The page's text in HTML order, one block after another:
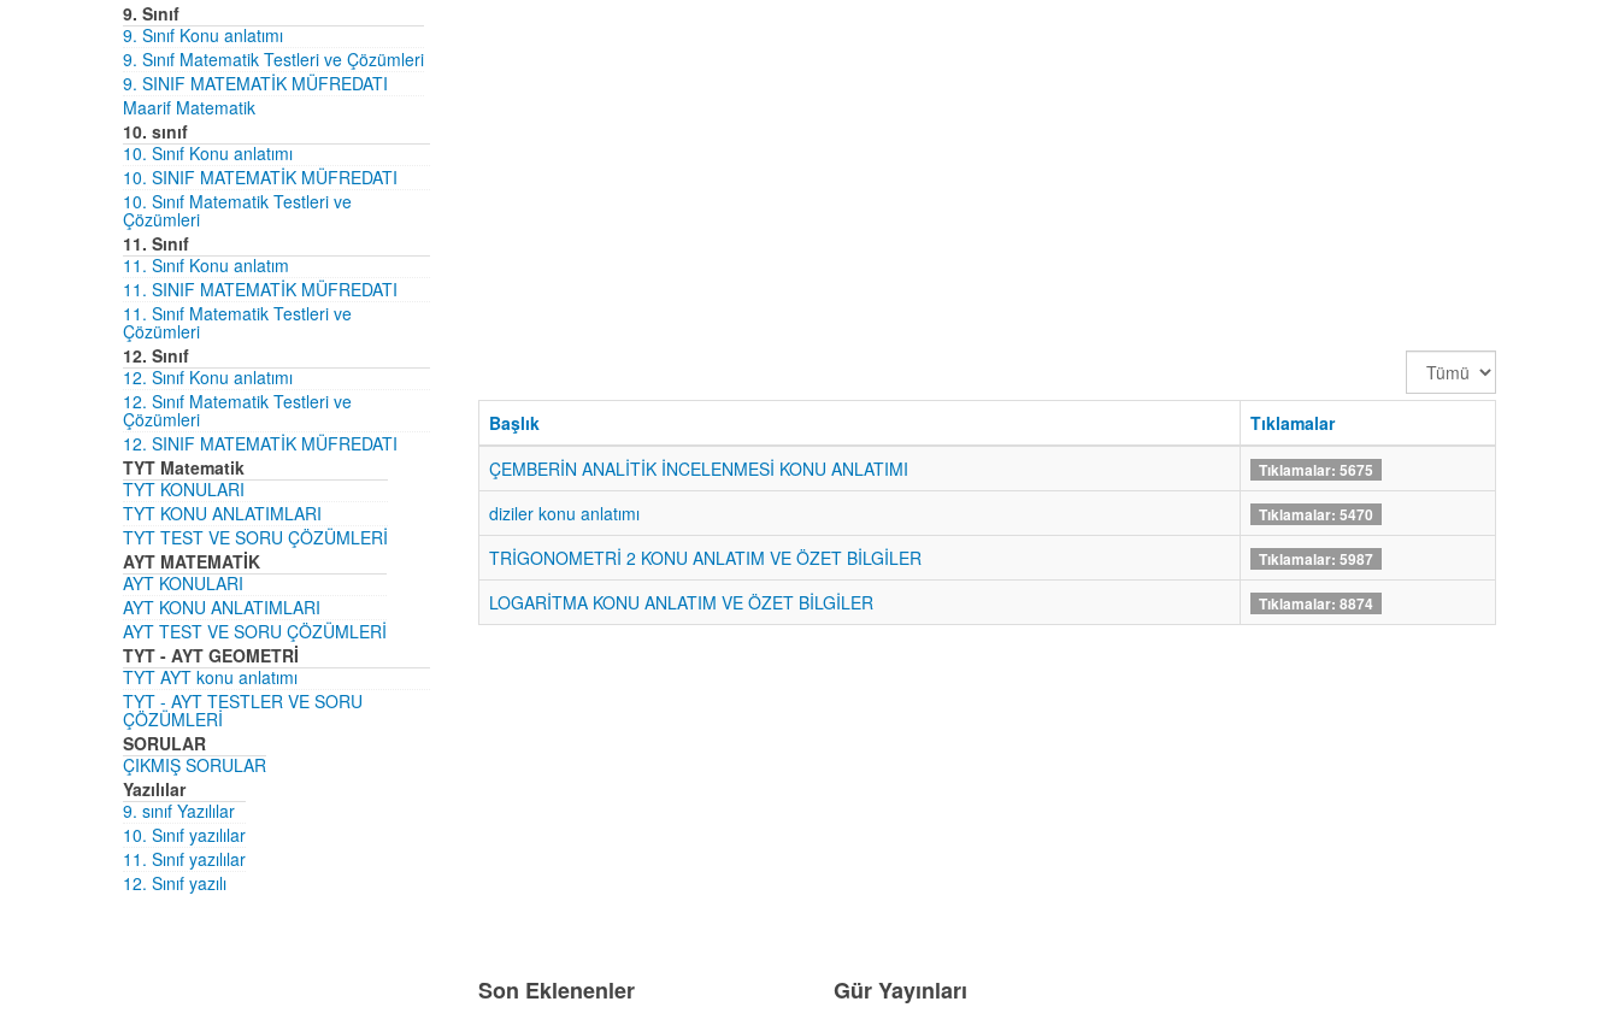
Görüntüleme
Sayısı
Başlık
Tıklamalar
ÇEMBERİN ANALİTİK İNCELENMESİ KONU ANLATIMI
Tıklamalar: 5675
diziler konu anlatımı Tıklamalar: 5470
TRİGONOMETRİ 2 KONU ANLATIM VE ÖZET BİLGİLER Tıklamalar: 5987
LOGARİTMA KONU ANLATIM VE ÖZET BİLGİLER Tıklamalar: 8874
9. Sınıf
9. Sınıf Konu anlatımı
9. Sınıf Matematik Testleri ve Çözümleri
9. SINIF MATEMATİK MÜFREDATI
Maarif Matematik
10. sınıf
10. Sınıf Konu anlatımı
10. SINIF MATEMATİK MÜFREDATI
10. Sınıf Matematik Testleri ve
Çözümleri
11. Sınıf
11. Sınıf Konu anlatım
11. SINIF MATEMATİK MÜFREDATI
11. Sınıf Matematik Testleri ve
Çözümleri
12. Sınıf
12. Sınıf Konu anlatımı
12. Sınıf Matematik Testleri ve
Çözümleri
12. SINIF MATEMATİK MÜFREDATI
TYT Matematik
TYT KONULARI
TYT KONU ANLATIMLARI
TYT TEST VE SORU ÇÖZÜMLERİ
AYT MATEMATİK
AYT KONULARI
AYT KONU ANLATIMLARI
AYT TEST VE SORU ÇÖZÜMLERİ
TYT - AYT GEOMETRİ
TYT AYT konu anlatımı
TYT - AYT TESTLER VE SORU
ÇÖZÜMLERİ
SORULAR
ÇIKMIŞ SORULAR
Yazılılar
9. sınıf Yazılılar
10. Sınıf yazılılar
11. Sınıf yazılılar
12. Sınıf yazılı
Son Eklenenler Gür Yayınları